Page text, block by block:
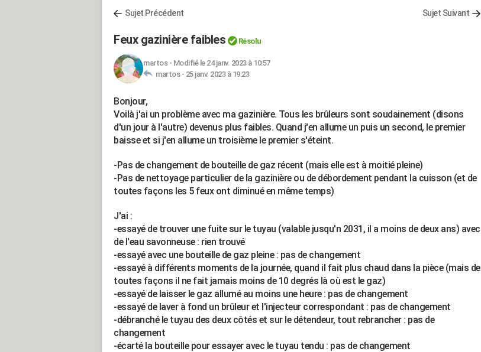
Sujet Précédent Sujet Suivant
Feux gazinière faibles Résolu
martos- Modifié le 24 janv. 2023 à 10:57
martos - 25 janv. 2023 à 19:23
Bonjour,
Voilà j'ai un problème avec ma gazinière. Tous les brûleurs sont soudainement (disons
d'un jour à l'autre) devenus plus faibles. Quand j'en allume un puis un second, le premier
baisse et si j'en allume un troisième le premier s'éteint.
-Pas de changement de bouteille de gaz récent (mais elle est à moitié pleine)
-Pas de nettoyage particulier de la gazinière ou de débordement pendant la cuisson (et de
toutes façons les 5 feux ont diminué en même temps)
J'ai :
-essayé de trouver une fuite sur le tuyau (valable jusqu'n 2031, il a moins de deux ans) avec
de l'eau savonneuse : rien trouvé
-essayé avec une bouteille de gaz pleine : pas de changement
-essayé à différents moments de la journée, quand il fait plus chaud dans la pièce (mais de
toutes façons il ne fait jamais moins de 10 degrés là où est le gaz)
-essayé de laisser le gaz allumé au moins une heure : pas de changement
-essayé de laver à fond un brûleur et l'injecteur correspondant : pas de changement
-débranché le tuyau des deux côtés et sur le détendeur, tout rebrancher : pas de
changement
-écarté la bouteille pour essayer avec le tuyau tendu : pas de changement